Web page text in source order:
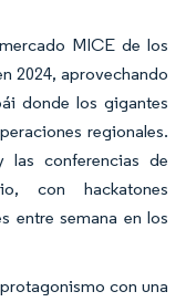
MICE de los
2024, aprovechando
donde los gigantes
regionales.
las conferencias de
con hackatones
entre semana en los
con una